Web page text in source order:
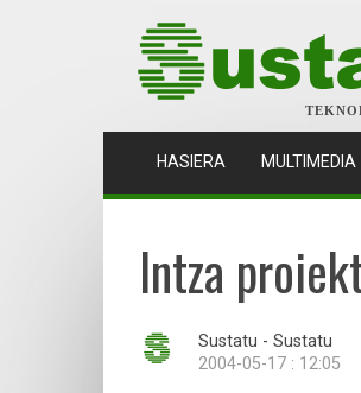
HASIERA (CURRENT)
MULTIMEDIA
Intza
Sustatu - Sustatu
2004-05-17 : 12:05